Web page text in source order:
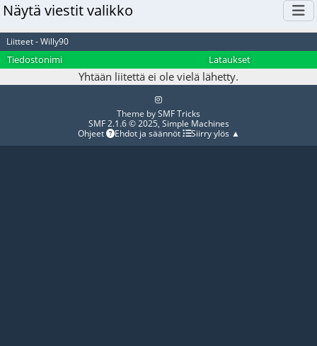
Näytä viestit valikko
Liitteet - Willy90
Tiedostonimi Lataukset
Yhtään liitettä ei ole vielä lähetty.
Theme bySMF Tricks
SMF 2.1.6 © 2025, Simple Machines
Ohjeet
Ehdot ja säännöt Siirry ylös ▲